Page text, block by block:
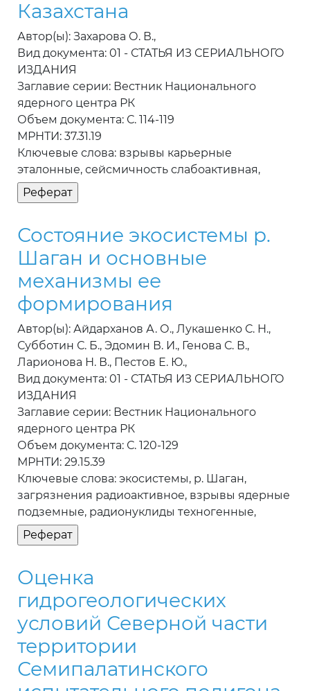
Казахстана
Автор(ы): Захарова О. В.,
Вид документа: 01 - СТАТЬЯ ИЗ СЕРИАЛЬНОГО
ИЗДАНИЯ
Заглавие серии: Вестник Национального
ядерного центра РК
Объем документа: С. 114-119
МРНТИ: 37.31.19
Ключевые слова: взрывы карьерные
эталонные, сейсмичность слабоактивная,
Состояние экосистемы р.
Шаган и основные
механизмы ее
формирования
Автор(ы): Айдарханов А. О., Лукашенко С. Н.,
Субботин С. Б., Эдомин В. И., Генова С. В.,
Ларионова Н. В., Пестов Е. Ю.,
Вид документа: 01 - СТАТЬЯ ИЗ СЕРИАЛЬНОГО
ИЗДАНИЯ
Заглавие серии: Вестник Национального
ядерного центра РК
Объем документа: С. 120-129
МРНТИ: 29.15.39
Ключевые слова: экосистемы, р. Шаган,
загрязнения радиоактивное, взрывы ядерные
подземные, радионуклиды техногенные,
Оценка
гидрогеологических
условий Северной части
территории
Семипалатинского